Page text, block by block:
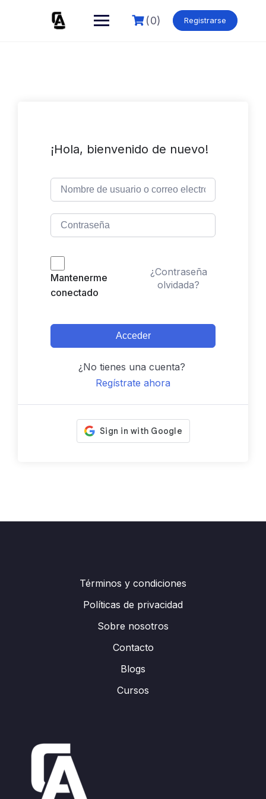
(0) Registrarse
¡Hola, bienvenido de nuevo!
Mantenerme
conectado
¿Contraseña
olvidada?
Acceder
¿No tienes una cuenta?
Regístrate ahora
Términos y condiciones
Políticas de privacidad
Sobre nosotros
Contacto
Blogs
Cursos